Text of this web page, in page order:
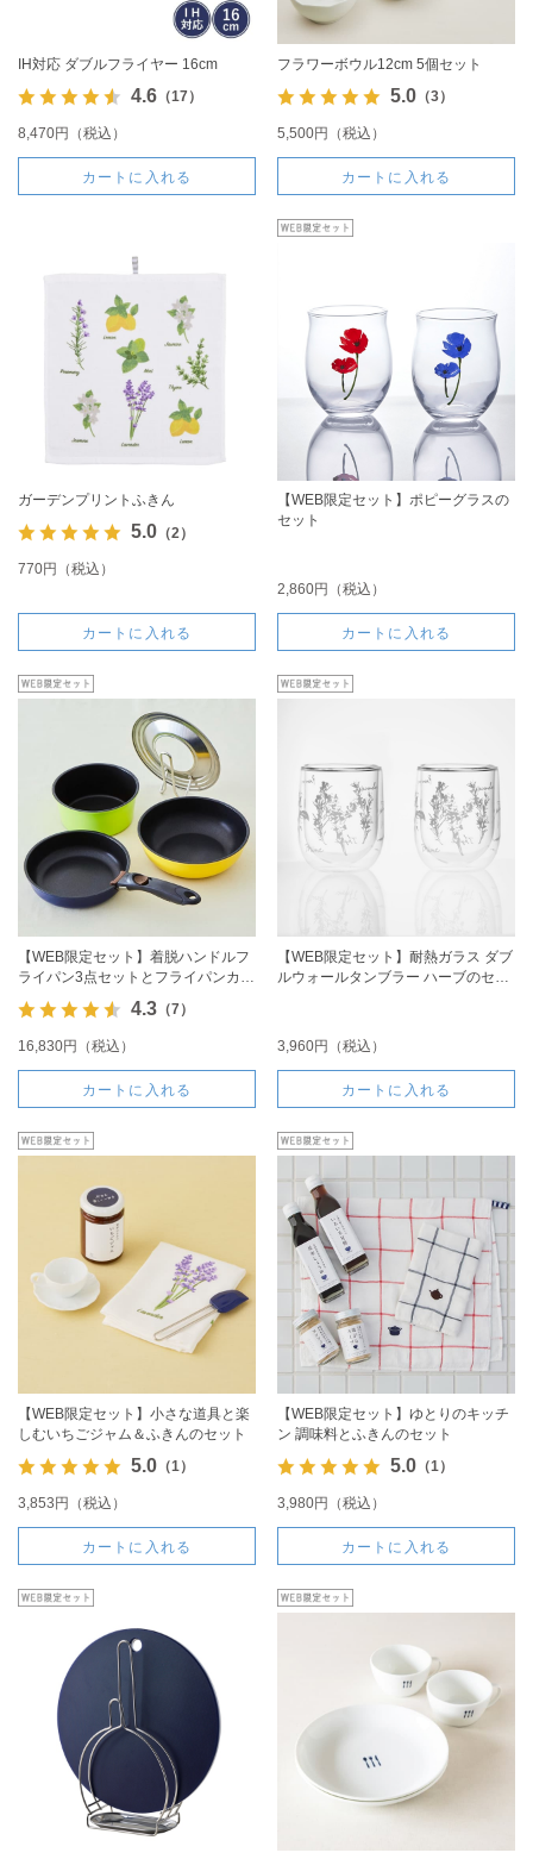
IH対応 ダブルフライヤー 16cm
4.6（17）
8,470円（税込）
カートに入れる
フラワーボウル12cm 5個セット
5.0（3）
5,500円（税込）
カートに入れる
ガーデンプリントふきん
5.0（2）
770円（税込）
カートに入れる
【WEB限定セット】ポピーグラスの
セット
2,860円（税込）
カートに入れる
【WEB限定セット】着脱ハンドルフ
ライパン3点セットとフライパンカバ
ーのセット
4.3（7）
16,830円（税込）
カートに入れる
【WEB限定セット】耐熱ガラス ダブ
ルウォールタンブラー ハーブのセッ
3,960円（税込）
カートに入れる
【WEB限定セット】小さな道具と楽
しむいちごジャム＆ふきんのセット
5.0（1）
3,853円（税込）
カートに入れる
【WEB限定セット】ゆとりのキッチ
ン 調味料とふきんのセット
5.0（1）
3,980円（税込）
カートに入れる